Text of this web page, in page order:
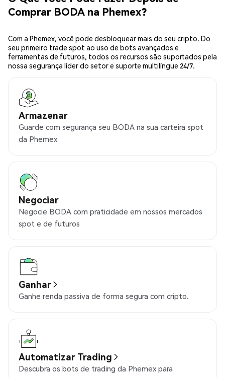
Comprar BODA na Phemex?
Com a Phemex, você pode desbloquear mais do seu cripto. Do
seu primeiro trade spot ao uso de bots avançados e
ferramentas de futuros, todos os recursos são suportados pela
nossa segurança líder do setor e suporte multilíngue 24/7.
Armazenar
Guarde com segurança seu BODA na sua carteira spot
da Phemex
Negociar
Negocie BODA com praticidade em nossos mercados
spot e de futuros
Ganhar
Ganhe renda passiva de forma segura com cripto.
Automatizar Trading
Descubra os bots de trading da Phemex para